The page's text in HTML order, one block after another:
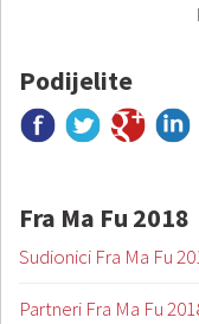
Podijelite
Fra Ma Fu 2018
Sudionici Fra Ma Fu
Partneri Fra Ma Fu